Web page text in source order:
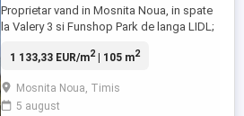
Proprietar vand in Mosnita Noua, in spate
la Valery 3 si Funshop Park de langa LIDL;
suprafata de 105 mp, format din spatiu de
ventilatie si recuperator de caldura, aere
conditionat, 2 birouri, unul la parter, altul la
1 133,33 EUR/m2| 105 m2
Mosnita Noua, Timis
5 august